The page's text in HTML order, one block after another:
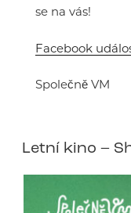
se na vás!
Facebook
Společně VM
Letní kino –